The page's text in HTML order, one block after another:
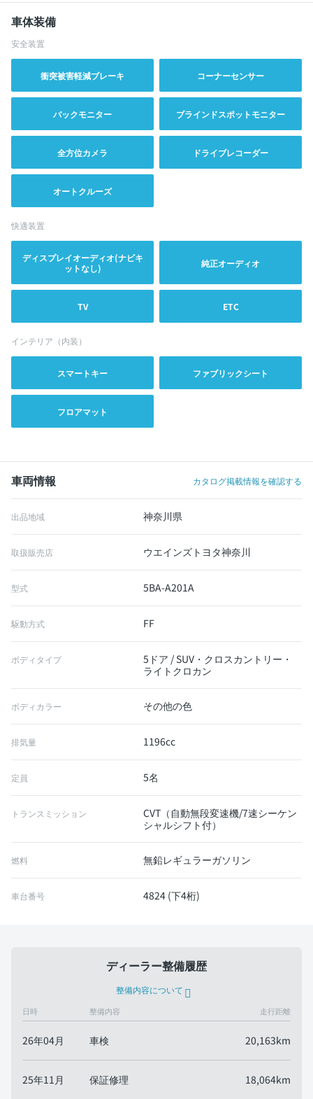
車体装備
安全装置
衝突被害軽減ブレーキ コーナーセンサー
バックモニター ブラインドスポットモニター
全方位カメラ ドライブレコーダー
オートクルーズ
快適装置
ディスプレイオーディオ(ナビキ
ットなし)
純正オーディオ
TV ETC
インテリア（内装）
スマートキー ファブリックシート
フロアマット
車両情報 カタログ掲載情報を確認する
出品地域 神奈川県
取扱販売店 ウエインズトヨタ神奈川
型式 5BA-A201A
駆動方式 FF
ボディタイプ
5ドア / SUV・クロスカントリー・
ライトクロカン
ボディカラー その他の色
排気量 1196cc
定員 5名
トランスミッション
CVT（自動無段変速機/7速シーケン
シャルシフト付）
燃料 無鉛レギュラーガソリン
車台番号 4824 (下4桁)
ディーラー整備履歴
整備内容について
日時 整備内容 走行距離
26年04月 車検 20,163km
25年11月 保証修理 18,064km